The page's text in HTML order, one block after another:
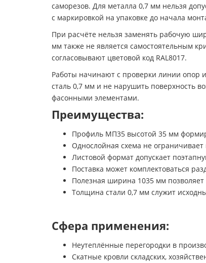
саморезов. Для металла 0,7 мм нельзя
с маркировкой на упаковке до начала
При расчёте нельзя заменять рабочую
мм также не является самостоятельным
согласовывают цветовой код RAL8017.
Работы начинают с проверки линии опор
сталь 0,7 мм и не нарушить поверхность
фасонными элементами.
Преимущества:
Профиль МП35 высотой 35 мм
Однослойная схема не
Листовой формат допускает
Поставка может комплектоваться
Полезная ширина 1035 мм
Толщина стали 0,7 мм служит
Сфера применения:
Неутеплённые перегородки в
Скатные кровли складских,